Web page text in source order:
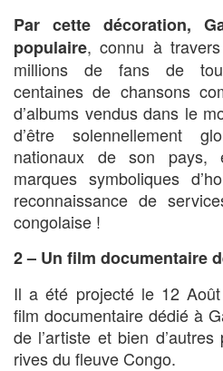
Par cette décoration,
populaire, connu à
millions de fans de
centaines de chansons
d’albums vendus dans le
d’être solennellement
nationaux de son pays,
marques symboliques
reconnaissance de
congolaise !
2 – Un film documentaire
Il a été projecté le 12
film documentaire dédié à
de l’artiste et bien
rives du fleuve Congo.